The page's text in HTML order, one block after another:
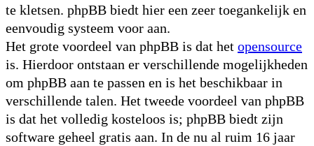
te kletsen. phpBB biedt hier een zeer toegankelijk en
eenvoudig systeem voor aan.
Het grote voordeel van phpBB is dat het opensource
is. Hierdoor ontstaan er verschillende mogelijkheden
om phpBB aan te passen en is het beschikbaar in
verschillende talen. Het tweede voordeel van phpBB
is dat het volledig kosteloos is; phpBB biedt zijn
software geheel gratis aan. In de nu al ruim 16 jaar